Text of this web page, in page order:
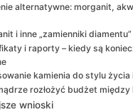
alternatywne: morganit,
i inne „zamienniki diamentu”
i raporty – kiedy są
kamienia do stylu życia
rozłożyć budżet między
wnioski